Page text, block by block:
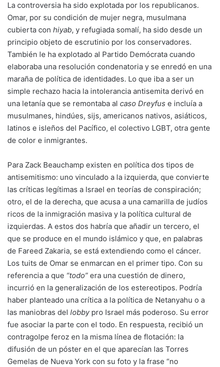
La controversia ha sido explotada por los republicanos.
Omar, por su condición de mujer negra, musulmana
cubierta con hiyab, y refugiada somalí, ha sido desde un
principio objeto de escrutinio por los conservadores.
También le ha explotado al Partido Demócrata cuando
elaboraba una resolución condenatoria y se enredó en una
maraña de política de identidades. Lo que iba a ser un
simple rechazo hacia la intolerancia antisemita derivó en
una letanía que se remontaba al caso Dreyfus e incluía a
musulmanes, hindúes, sijs, americanos nativos, asiáticos,
latinos e isleños del Pacífico, el colectivo LGBT, otra gente
de color e inmigrantes.
Para Zack Beauchamp existen en política dos tipos de
antisemitismo: uno vinculado a la izquierda, que convierte
las críticas legítimas a Israel en teorías de conspiración;
otro, el de la derecha, que acusa a una camarilla de judíos
ricos de la inmigración masiva y la política cultural de
izquierdas. A estos dos habría que añadir un tercero, el
que se produce en el mundo islámico y que, en palabras
de Fareed Zakaria, se está extendiendo como el cáncer.
Los tuits de Omar se enmarcan en el primer tipo. Con su
referencia a que “todo” era una cuestión de dinero,
incurrió en la generalización de los estereotipos. Podría
haber planteado una crítica a la política de Netanyahu o a
las maniobras del lobbypro Israel más poderoso. Su error
fue asociar la parte con el todo. En respuesta, recibió un
contragolpe feroz en la misma línea de flotación: la
difusión de un póster en el que aparecían las Torres
Gemelas de Nueva York con su foto y la frase “no